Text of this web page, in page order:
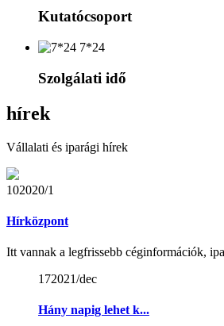
Kutatócsoport
7*24
Szolgálati idő
hírek
Vállalati és iparági hírek
102020/1
Hírközpont
Itt vannak a legfrissebb céginformációk,
172021/dec
Hány napig lehet k...